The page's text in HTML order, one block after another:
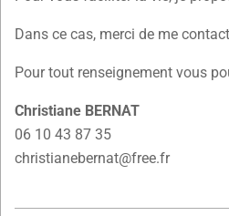
Dans ce cas, merci de me
Pour tout renseignement vous
Christiane BERNAT
06 10 43 87 35
christianebernat@free.fr